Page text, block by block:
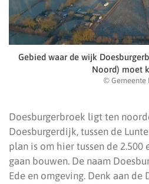
Gebied waar de wijk
Noord) moet
© Gemeente
Doesburgerbroek ligt ten
Doesburgerdijk, tussen de
plan is om hier tussen de 2.500
gaan bouwen. De naam
Ede en omgeving. Denk aan de